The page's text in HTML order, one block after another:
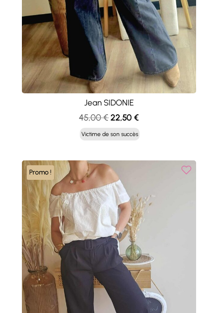
Jean SIDONIE
45,00€Le
prix
initial
45,00 €.
22,50€Le
prix
Victime de son succès
Promo !